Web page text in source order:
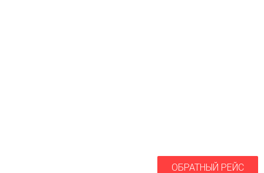
ОБРАТНЫЙ РЕЙС